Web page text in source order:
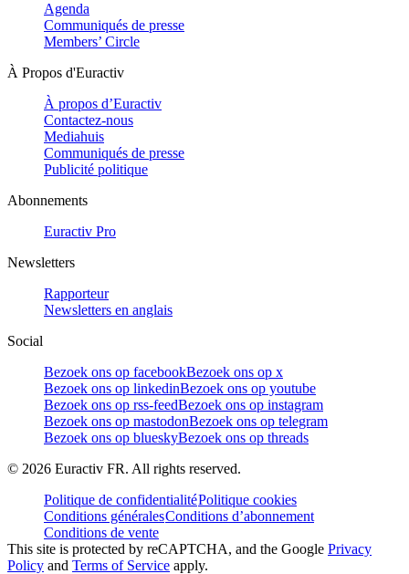
Agenda
Communiqués de presse
Members’ Circle
À Propos d'Euractiv
À propos d’Euractiv
Contactez-nous
Mediahuis
Communiqués de presse
Publicité politique
Abonnements
Euractiv Pro
Newsletters
Rapporteur
Newsletters en anglais
Social
Bezoek ons op facebookBezoek ons op x
Bezoek ons op linkedinBezoek ons op youtube
Bezoek ons op rss-feedBezoek ons op instagram
Bezoek ons op mastodonBezoek ons op telegram
Bezoek ons op blueskyBezoek ons op threads
© 2026 Euractiv FR. All rights reserved.
Politique de confidentialitéPolitique cookies
Conditions généralesConditions d’abonnement
Conditions de vente
This site is protected by reCAPTCHA, and the Google Privacy
Policy and Terms of Service apply.